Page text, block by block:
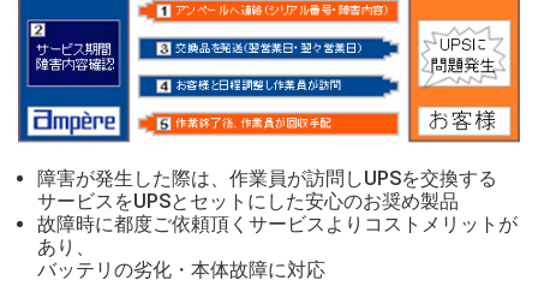
障害が発生した際は、作業員が訪問しUPSを交換する
サービスをUPSとセットにした安心のお奨め製品
故障時に都度ご依頼頂くサービスよりコストメリットが
あり、
バッテリの劣化・本体故障に対応